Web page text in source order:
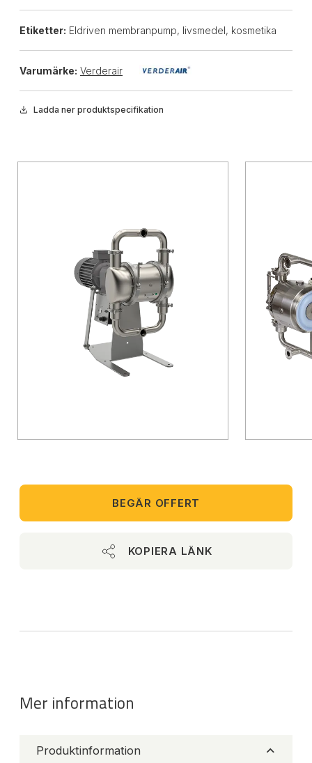
Etiketter: Eldriven membranpump, livsmedel, kosmetika
Varumärke: Verderair
Ladda ner produktspecifikation
BEGÄR OFFERT
KOPIERA LÄNK
Mer information
Produktinformation